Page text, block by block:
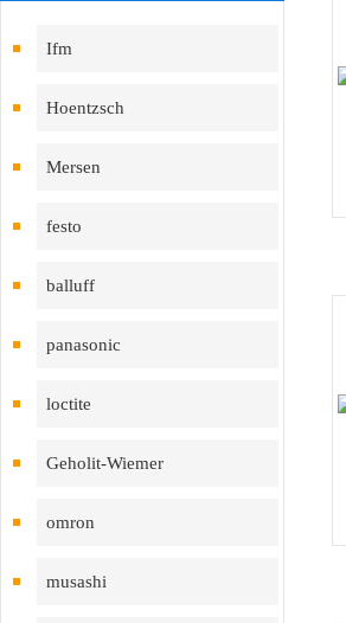
Ifm
Hoentzsch
Mersen
festo
balluff
panasonic
loctite
Geholit-Wiemer
omron
musashi